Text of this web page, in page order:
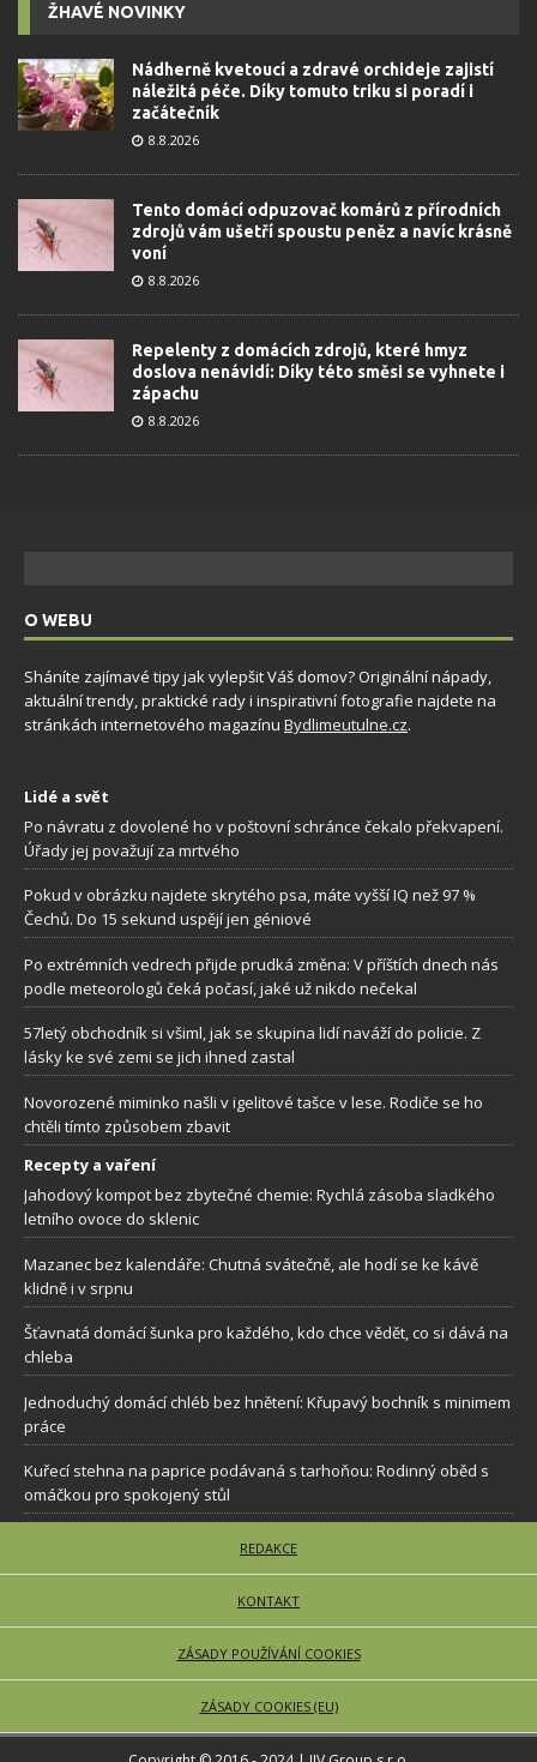
ŽHAVÉ NOVINKY
Nádherně kvetoucí a zdravé orchideje zajistí
náležitá péče. Díky tomuto triku si poradí i
začátečník
8.8.2026
Tento domácí odpuzovač komárů z přírodních
zdrojů vám ušetří spoustu peněz a navíc krásně
voní
8.8.2026
Repelenty z domácích zdrojů, které hmyz
doslova nenávidí: Díky této směsi se vyhnete i
zápachu
8.8.2026
O WEBU
Sháníte zajímavé tipy jak vylepšit Váš domov? Originální nápady,
aktuální trendy, praktické rady i inspirativní fotografie najdete na
stránkách internetového magazínu Bydlimeutulne.cz.
Lidé a svět
Po návratu z dovolené ho v poštovní schránce čekalo překvapení.
Úřady jej považují za mrtvého
Pokud v obrázku najdete skrytého psa, máte vyšší IQ než 97 %
Čechů. Do 15 sekund uspějí jen géniové
Po extrémních vedrech přijde prudká změna: V příštích dnech nás
podle meteorologů čeká počasí, jaké už nikdo nečekal
57letý obchodník si všiml, jak se skupina lidí naváží do policie. Z
lásky ke své zemi se jich ihned zastal
Novorozené miminko našli v igelitové tašce v lese. Rodiče se ho
chtěli tímto způsobem zbavit
Recepty a vaření
Jahodový kompot bez zbytečné chemie: Rychlá zásoba sladkého
letního ovoce do sklenic
Mazanec bez kalendáře: Chutná svátečně, ale hodí se ke kávě
klidně i v srpnu
Šťavnatá domácí šunka pro každého, kdo chce vědět, co si dává na
chleba
Jednoduchý domácí chléb bez hnětení: Křupavý bochník s minimem
práce
Kuřecí stehna na paprice podávaná s tarhoňou: Rodinný oběd s
omáčkou pro spokojený stůl
REDAKCE
KONTAKT
ZÁSADY POUŽÍVÁNÍ COOKIES
ZÁSADY COOKIES (EU)